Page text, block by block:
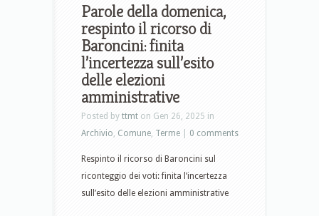
Parole della domenica,
respinto il ricorso di
Baroncini: finita
l’incertezza sull’esito
delle elezioni
amministrative
Posted by ttmt on Gen 26, 2025 in
Archivio, Comune, Terme 0 comments
Respinto il ricorso di Baroncini sul
riconteggio dei voti: finita l’incertezza
sull’esito delle elezioni amministrative